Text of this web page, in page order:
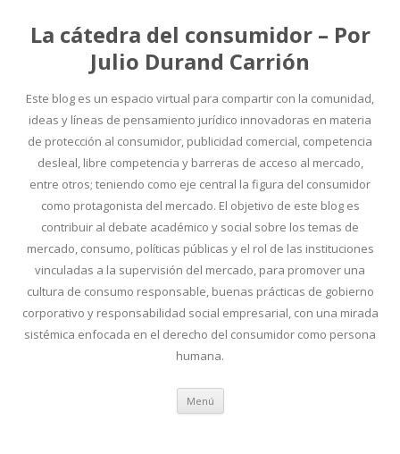
La cátedra del consumidor – Por
Julio Durand Carrión
Este blog es un espacio virtual para compartir con la comunidad,
ideas y líneas de pensamiento jurídico innovadoras en materia
de protección al consumidor, publicidad comercial, competencia
desleal, libre competencia y barreras de acceso al mercado,
entre otros; teniendo como eje central la figura del consumidor
como protagonista del mercado. El objetivo de este blog es
contribuir al debate académico y social sobre los temas de
mercado, consumo, políticas públicas y el rol de las instituciones
vinculadas a la supervisión del mercado, para promover una
cultura de consumo responsable, buenas prácticas de gobierno
corporativo y responsabilidad social empresarial, con una mirada
sistémica enfocada en el derecho del consumidor como persona
humana.
Menú Ir
contenido